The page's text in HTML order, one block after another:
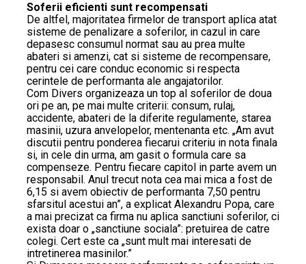
Soferii eficienti sunt recompensati
De altfel, majoritatea firmelor de transport aplica atat
sisteme de penalizare a soferilor, in cazul in care
depasesc consumul normat sau au prea multe
abateri si amenzi, cat si sisteme de recompensare,
pentru cei care conduc economic si respecta
cerintele de performanta ale angajatorilor.
Com Divers organizeaza un top al soferilor de doua
ori pe an, pe mai multe criterii: consum, rulaj,
accidente, abateri de la diferite regulamente, starea
masinii, uzura anvelopelor, mentenanta etc. „Am avut
discutii pentru ponderea fiecarui criteriu in nota finala
si, in cele din urma, am gasit o formula care sa
compenseze. Pentru fiecare capitol in parte avem un
responsabil. Anul trecut nota cea mai mica a fost de
6,15 si avem obiectiv de performanta 7,50 pentru
sfarsitul acestui an”, a explicat Alexandru Popa, care
a mai precizat ca firma nu aplica sanctiuni soferilor, ci
exista doar o „sanctiune sociala”: pretuirea de catre
colegi. Cert este ca „sunt mult mai interesati de
intretinerea masinilor.”